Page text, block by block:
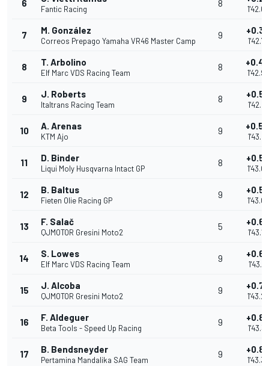
6
Fantic Racing
8
7 M. González
Correos Prepago Yamaha VR46 Master Camp
9
8 T. Arbolino
Elf Marc VDS Racing Team
8
9 J. Roberts
Italtrans Racing Team
8
10 A. Arenas
KTM Ajo
9
11 D. Binder
Liqui Moly Husqvarna Intact GP
8
12 B. Baltus
Fieten Olie Racing GP
9
13 F. Salač
QJMOTOR Gresini Moto2
5
14 S. Lowes
Elf Marc VDS Racing Team
9
15 J. Alcoba
QJMOTOR Gresini Moto2
9
16 F. Aldeguer
Beta Tools - Speed Up Racing
9
17 B. Bendsneyder
Pertamina Mandalika SAG Team
9